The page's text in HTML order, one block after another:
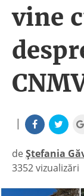
vine
|
deȘtefania
|
3352 vizualizări